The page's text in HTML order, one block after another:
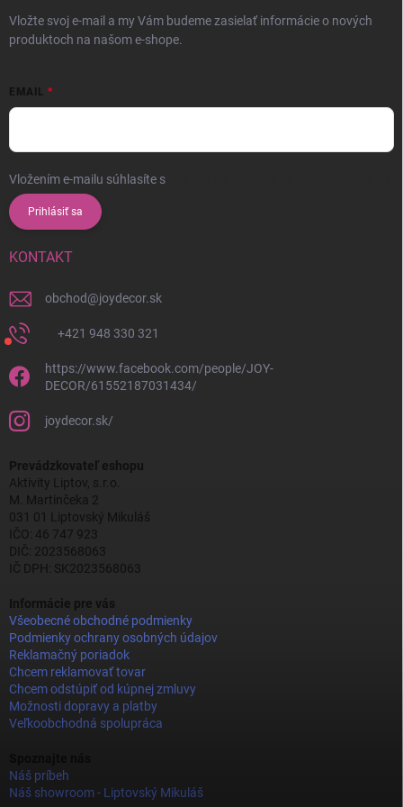
Vložte svoj e-mail a my Vám budeme zasielať informácie o nových
produktoch na našom e-shope.
EMAIL
Vložením e-mailu súhlasíte s
Prihlásiť sa
KONTAKT
obchod@joydecor.sk
+421 948 330 321
https://www.facebook.com/people/JOY-
DECOR/61552187031434/
joydecor.sk/
Prevádzkovateľ eshopu
Aktivity Liptov, s.r.o.
M. Martinčeka 2
031 01 Liptovský Mikuláš
IČO: 46 747 923
DIČ: 2023568063
IČ DPH: SK2023568063
Informácie pre vás
Všeobecné obchodné podmienky
Podmienky ochrany osobných údajov
Reklamačný poriadok
Chcem reklamovať tovar
Chcem odstúpiť od kúpnej zmluvy
Možnosti dopravy a platby
Veľkoobchodná spolupráca
Náš príbeh
Náš showroom - Liptovský Mikuláš